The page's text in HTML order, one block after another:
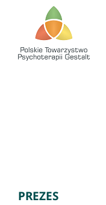
zawartości
PREZES